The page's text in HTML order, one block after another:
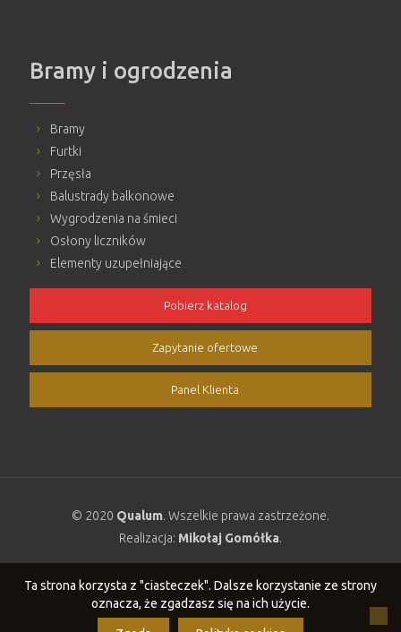
Bramy i ogrodzenia
Bramy
Furtki
Przęsła
Balustrady balkonowe
Wygrodzenia na śmieci
Osłony liczników
Elementy uzupełniające
Pobierz katalog
Zapytanie ofertowe
Panel Klienta
© 2020 Qualum. Wszelkie prawa zastrzeżone.
Realizacja: Mikołaj Gomółka.
PL
Ta strona korzysta z "ciasteczek". Dalsze korzystanie ze strony
oznacza, że zgadzasz się na ich użycie.